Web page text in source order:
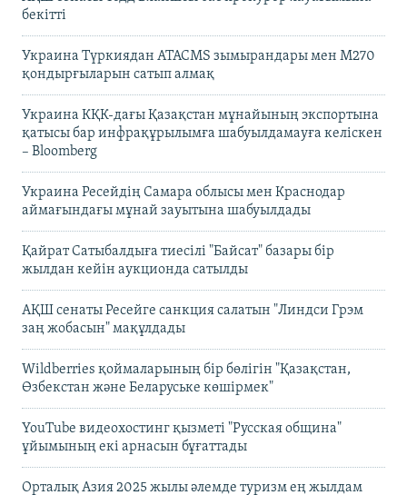
бекітті
Украина Түркиядан ATACMS зымырандары мен M270
қондырғыларын сатып алмақ
Украина КҚК-дағы Қазақстан мұнайының экспортына
қатысы бар инфрақұрылымға шабуылдамауға келіскен
– Bloomberg
Украина Ресейдің Самара облысы мен Краснодар
аймағындағы мұнай зауытына шабуылдады
Қайрат Сатыбалдыға тиесілі "Байсат" базары бір
жылдан кейін аукционда сатылды
АҚШ сенаты Ресейге санкция салатын "Линдси Грэм
заң жобасын" мақұлдады
Wildberries қоймаларының бір бөлігін "Қазақстан,
Өзбекстан және Беларуське көшірмек"
YouTube видеохостинг қызметі "Русская община"
ұйымының екі арнасын бұғаттады
Орталық Азия 2025 жылы әлемде туризм ең жылдам